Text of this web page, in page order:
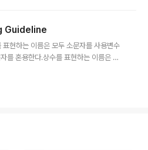
필요한 것을 빠르
: 에러 상황 보고 C
운데 Editor!프로젝
에 두 개의
Guideline
하는 이름은 모두 소문자를 사용변수
를 혼용한다.상수를 표현하는 이름은 모
한자를 갖는 클래스 변수에 '_' 접미사를
가 있는 이름은 함께 사용한다.(get/set,